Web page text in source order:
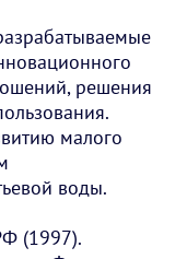
решения
малого
воды.
(1997).